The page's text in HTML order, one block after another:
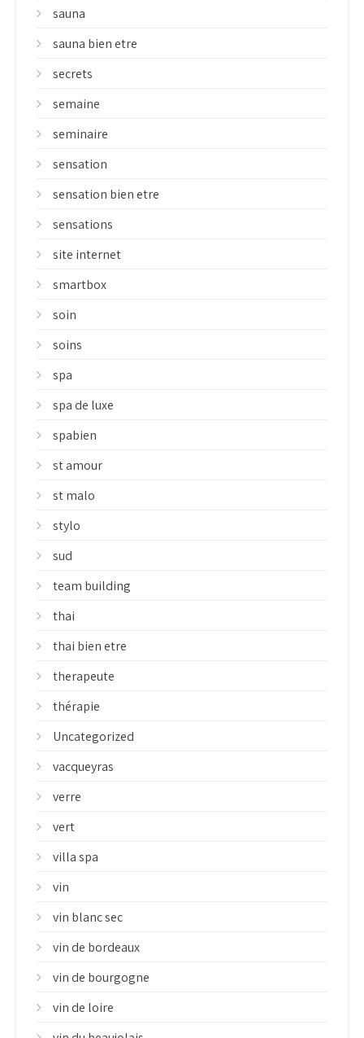
sauna
sauna bien etre
secrets
semaine
seminaire
sensation
sensation bien etre
sensations
site internet
smartbox
soin
soins
spa
spa de luxe
spabien
st amour
st malo
stylo
sud
team building
thai
thai bien etre
therapeute
thérapie
Uncategorized
vacqueyras
verre
vert
villa spa
vin
vin blanc sec
vin de bordeaux
vin de bourgogne
vin de loire